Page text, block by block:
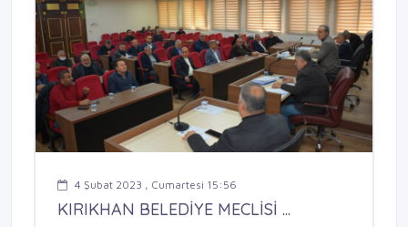
4 Şubat 2023 , Cumartesi 15:56
KIRIKHAN BELEDİYE MECLİSİ ...